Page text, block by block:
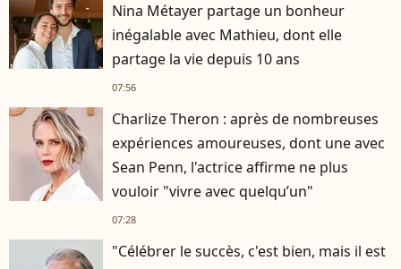
Nina Métayer partage un bonheur
inégalable avec Mathieu, dont elle
partage la vie depuis 10 ans
07:56
Charlize Theron : après de nombreuses
expériences amoureuses, dont une avec
Sean Penn, l'actrice affirme ne plus
vouloir "vivre avec quelqu’un"
07:28
"Célébrer le succès, c'est bien, mais il est